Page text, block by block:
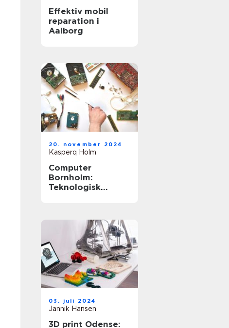
Effektiv mobil
reparation i
Aalborg
20. november 2024
Kasperq Holm
Computer
Bornholm:
Teknologisk
03. juli 2024
Jannik Hansen
3D print Odense: